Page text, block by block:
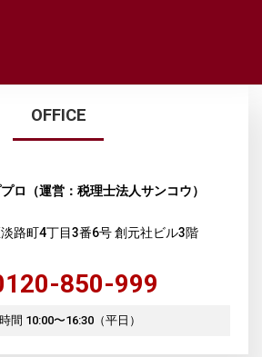
OFFICE
ロ（運営：税理士法人サンコウ）
路町4丁目3番6号 創元社ビル3階
850-999
間 10:00〜16:30（平日）